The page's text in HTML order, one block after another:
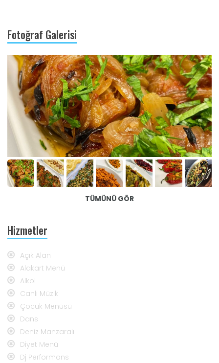
Fotoğraf Galerisi
TÜMÜNÜ GÖR
Hizmetler
Açık Alan
Alakart Menü
Alkol
Canlı Müzik
Çocuk Menüsü
Dans
Deniz Manzaralı
Diyet Menü
Dj Performans